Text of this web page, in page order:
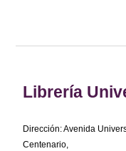
Librería
Dirección: Avenida
Centenario,